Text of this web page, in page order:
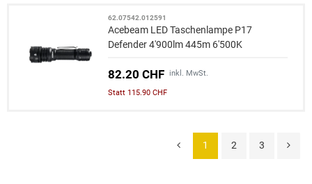
62.07542.012591
Acebeam LED Taschenlampe P17
Defender 4'900lm 445m 6'500K
82.20 CHF inkl. MwSt.
Statt 115.90 CHF
1 2 3